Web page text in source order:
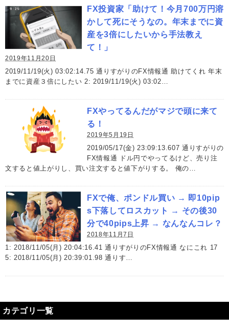
FX投資家「助けて！今月700万円溶
かして死にそうなの。年末までに資
産を3倍にしたいから手法教え
て！」
2019年11月20日
2019/11/19(火) 03:02:14.75 通りすがりのFX情報通 助けてくれ 年末
までに資産３倍にしたい 2: 2019/11/19(火) 03:02…
FXやってるんだがマジで頭に来て
る！
2019年5月19日
2019/05/17(金) 23:09:13.607 通りすがりの
FX情報通 ドル円でやってるけど、売り注
文すると値上がりし、買い注文すると値下がりする。 俺の…
FXで俺、ポンドル買い → 即10pip
s下落してロスカット → その後30
分で40pips上昇 → なんなんコレ？
2018年11月7日
1: 2018/11/05(月) 20:04:16.41 通りすがりのFX情報通 なにこれ 17
5: 2018/11/05(月) 20:39:01.98 通りす…
カテゴリ一覧